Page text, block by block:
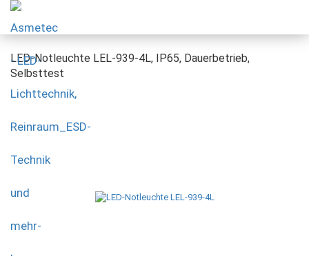
LED-Notleuchte LEL-939-4L, IP65, Dauerbetrieb,
Selbsttest